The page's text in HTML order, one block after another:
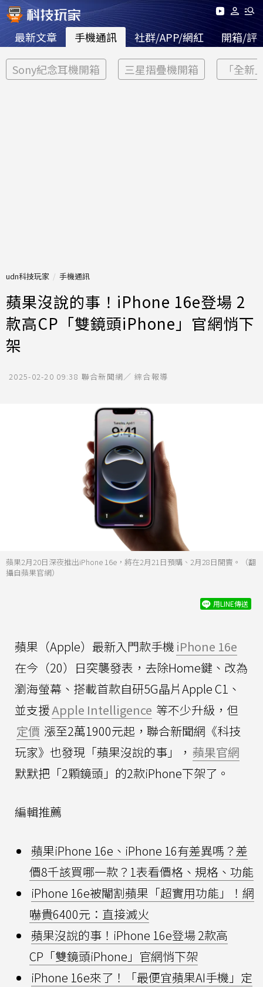
最新文章 手機通訊 社群/APP/網紅 開箱/評
Sony紀念耳機開箱 三星摺疊機開箱 「全新
udn科技玩家 手機通訊
蘋果沒說的事！iPhone 16e登場 2
款高CP「雙鏡頭iPhone」官網悄下
架
2025-02-20 09:38 聯合新聞網／ 綜合報導
蘋果2月20日深夜推出iPhone 16e，將在2月21日預購、2月28日開賣。（翻
攝自蘋果官網）
用LINE傳送
蘋果（Apple）最新入門款手機 iPhone 16e
在今（20）日突襲發表，去除Home鍵、改為
瀏海螢幕、搭載首款自研5G晶片Apple C1、
並支援Apple Intelligence 等不少升級，但
定價 漲至2萬1900元起，聯合新聞網《科技
玩家》也發現「蘋果沒說的事」， 蘋果官網
默默把「2顆鏡頭」的2款iPhone下架了。
編輯推薦
蘋果iPhone 16e、iPhone 16有差異嗎？差
價8千該買哪一款？1表看價格、規格、功能
iPhone 16e被閹割蘋果「超實用功能」！網
嚇貴6400元：直接滅火
蘋果沒說的事！iPhone 16e登場 2款高
CP「雙鏡頭iPhone」官網悄下架
iPhone 16e來了！「最便宜蘋果AI手機」定